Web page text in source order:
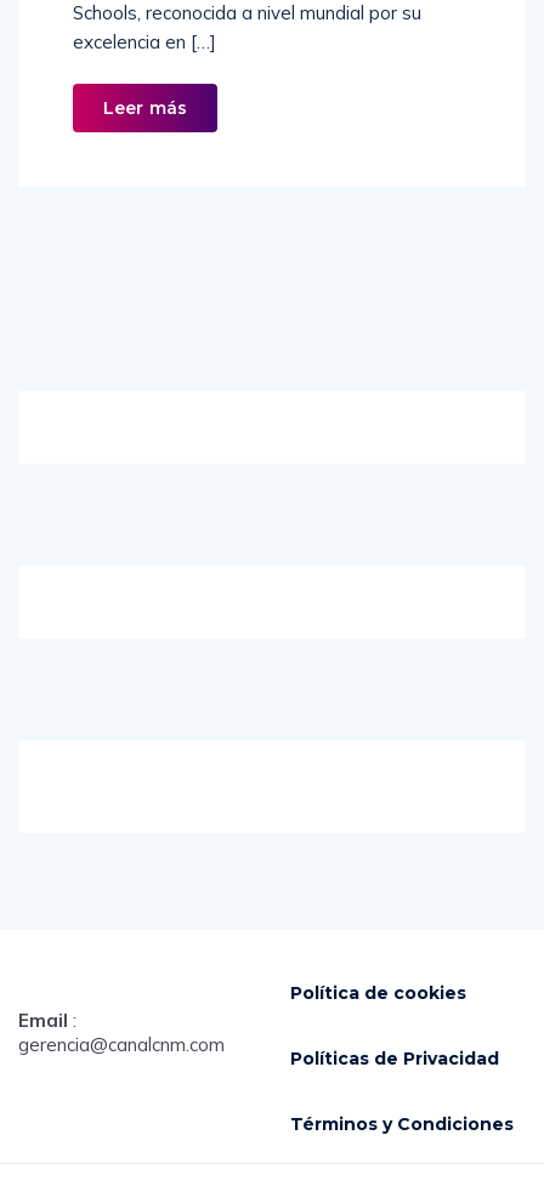
Schools, reconocida a nivel mundial por su
excelencia en […]
Leer más
Email :
gerencia@canalcnm.com
Política de cookies
Políticas de Privacidad
Términos y Condiciones